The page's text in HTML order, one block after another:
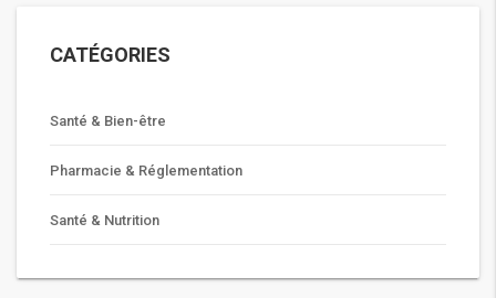
CATÉGORIES
Santé & Bien-être
Pharmacie & Réglementation
Santé & Nutrition